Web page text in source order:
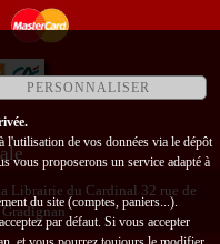
Librairie du Cardinal 32 rue de
PERSONNALISER
l'utilisation de vos données via le dépôt
vous proposerons un service adapté à
du site (comptes, paniers...).
par défaut. Si vous accepter